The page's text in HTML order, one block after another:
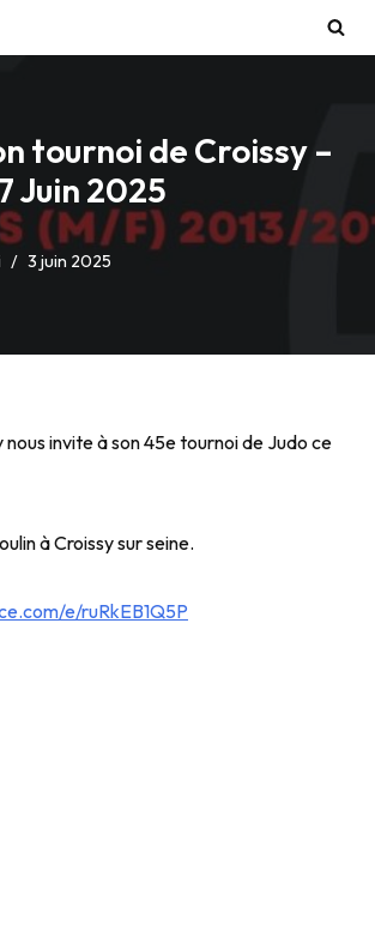
tournoi de Croissy –
Juin 2025
3 juin 2025
nous invite à son 45e tournoi de Judo ce
à Croissy sur seine.
e/ruRkEB1Q5P